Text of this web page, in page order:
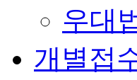
우대
개별접